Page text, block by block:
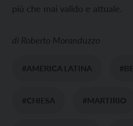
più che mai valido e attuale.
di Roberto Moranduzzo
#AMERICA LATINA
#CHIESA #MARTIRIO